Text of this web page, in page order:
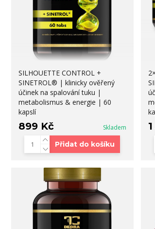
SILHOUETTE CONTROL +
SINETROL® | klinicky ověřený
účinek na spalování tuku |
metabolismus & energie | 60
kapslí
899 Kč Skladem
Přidat do košíku